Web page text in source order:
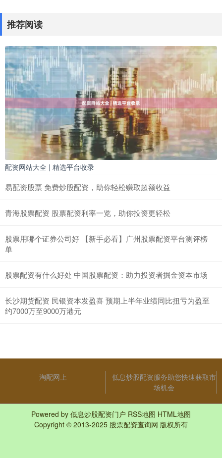
推荐阅读
配资网站大全 | 精选平台收录
易配资股票 免费炒股配资，助你轻松赚取超额收益
青海股票配资 股票配资利率一览，助你投资更轻松
股票用哪个证券公司好 【新手必看】广州股票配资平台测评榜
单
股票配资有什么好处 中国股票配资：助力投资者掘金资本市场
长沙期货配资 民银资本发盈喜 预期上半年业绩同比扭亏为盈至
约7000万至9000万港元
淘配网上
低息炒股配资服务助您快速获取市
场机会
Powered by 低息炒股配资门户 RSS地图 HTML地图
Copyright © 2013-2025 股票配资查询网 版权所有